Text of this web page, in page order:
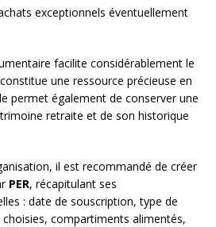
exceptionnels éventuellement
facilite considérablement le
une ressource précieuse en
permet également de conserver une
retraite et de son historique
il est recommandé de créer
PER, récapitulant ses
: date de souscription, type de
compartiments alimentés,